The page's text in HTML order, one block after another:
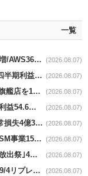
一覧
Amazon news｜2Q営業収益2006億ドル13.7％増/AWS36.8％％増が貢献 (2026.08.07)
ニトリnews｜第1Q売上収益2263億円2.3%減･四半期利益1.4％減 (2026.08.07)
ユニクロnews｜京都･河原町通りにグローバル旗艦店を11/6開設 (2026.08.07)
AOKI news｜第1Q売上高430億円1.6％減･経常利益54.6％減 (2026.08.07)
はるやまnews｜第1Q売上高71億円1.4％減･経常損失4億3800万円 (2026.08.07)
バローnews｜第１Q営業収益2434億円9.9％増/SM事業15.5％増と絶好調 (2026.08.07)
島忠news｜展示品家具が最大50％オフ｢倉庫大放出祭｣4店舗限定で開催 (2026.08.07)
ロフトnews｜新生｢モマ デザインストア 京都｣9/4リプレイスオープン (2026.08.07)